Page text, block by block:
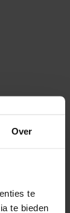
Over
te
te bieden